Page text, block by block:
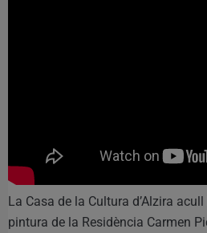
La Casa de la Cultura d’Alzira
pintura de la Residència Carmen